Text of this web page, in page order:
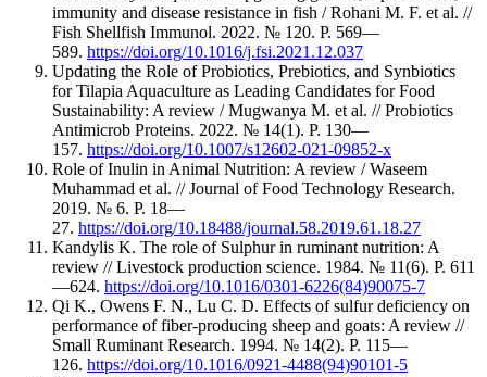
immunity and disease resistance in fish / Rohani M. F. et al. //
Fish Shellfish Immunol. 2022. № 120. Р. 569—
589. https://doi.org/10.1016/j.fsi.2021.12.037
Updating the Role of Probiotics, Prebiotics, and Synbiotics
for Tilapia Aquaculture as Leading Candidates for Food
Sustainability: A review / Mugwanya M. et al. // Probiotics
Antimicrob Proteins. 2022. № 14(1). Р. 130—
157. https://doi.org/10.1007/s12602-021-09852-x
Role of Inulin in Animal Nutrition: A review / Waseem
Muhammad et al. // Journal of Food Technology Research.
2019. № 6. Р. 18—
27. https://doi.org/10.18488/journal.58.2019.61.18.27
Kandylis K. The role of Sulphur in ruminant nutrition: A
review // Livestock production science. 1984. № 11(6). Р. 611
—624. https://doi.org/10.1016/0301-6226(84)90075-7
Qi K., Owens F. N., Lu C. D. Effects of sulfur deficiency on
performance of fiber-producing sheep and goats: A review //
Small Ruminant Research. 1994. № 14(2). Р. 115—
126. https://doi.org/10.1016/0921-4488(94)90101-5